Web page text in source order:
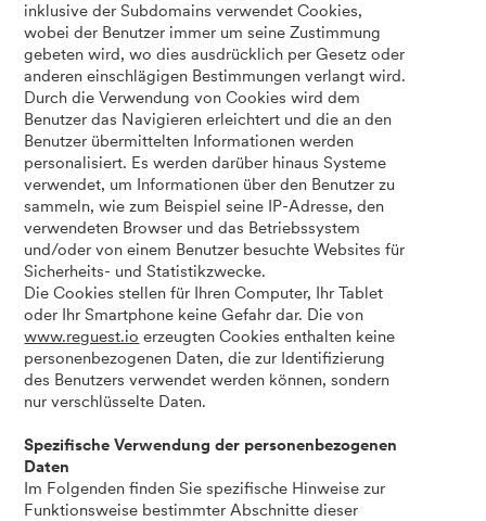
inklusive der Subdomains verwendet Cookies,
wobei der Benutzer immer um seine Zustimmung
gebeten wird, wo dies ausdrücklich per Gesetz oder
anderen einschlägigen Bestimmungen verlangt wird.
Durch die Verwendung von Cookies wird dem
Benutzer das Navigieren erleichtert und die an den
Benutzer übermittelten Informationen werden
personalisiert. Es werden darüber hinaus Systeme
verwendet, um Informationen über den Benutzer zu
sammeln, wie zum Beispiel seine IP-Adresse, den
verwendeten Browser und das Betriebssystem
und/oder von einem Benutzer besuchte Websites für
Sicherheits- und Statistikzwecke.
Die Cookies stellen für Ihren Computer, Ihr Tablet
oder Ihr Smartphone keine Gefahr dar. Die von
www.reguest.io erzeugten Cookies enthalten keine
personenbezogenen Daten, die zur Identifizierung
des Benutzers verwendet werden können, sondern
nur verschlüsselte Daten.
Spezifische Verwendung der personenbezogenen
Daten
Im Folgenden finden Sie spezifische Hinweise zur
Funktionsweise bestimmter Abschnitte dieser